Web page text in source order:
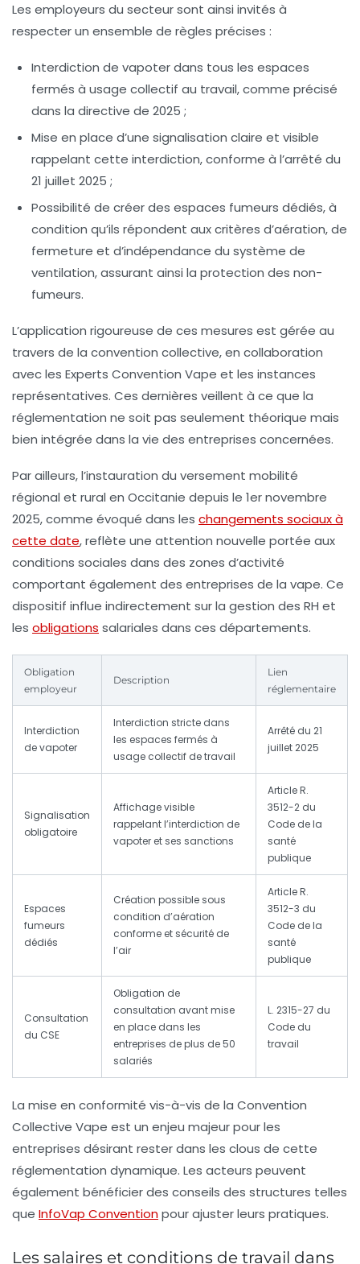
Les employeurs du secteur sont ainsi invités à
respecter un ensemble de règles précises :
Interdiction de vapoter dans tous les espaces
fermés à usage collectif au travail, comme précisé
dans la directive de 2025 ;
Mise en place d’une signalisation claire et visible
rappelant cette interdiction, conforme à l’arrêté du
21 juillet 2025 ;
Possibilité de créer des espaces fumeurs dédiés, à
condition qu’ils répondent aux critères d’aération, de
fermeture et d’indépendance du système de
ventilation, assurant ainsi la protection des non-
fumeurs.
L’application rigoureuse de ces mesures est gérée au
travers de la convention collective, en collaboration
avec les Experts Convention Vape et les instances
représentatives. Ces dernières veillent à ce que la
réglementation ne soit pas seulement théorique mais
bien intégrée dans la vie des entreprises concernées.
Par ailleurs, l’instauration du versement mobilité
régional et rural en Occitanie depuis le 1er novembre
2025, comme évoqué dans les changements sociaux à
cette date, reflète une attention nouvelle portée aux
conditions sociales dans des zones d’activité
comportant également des entreprises de la vape. Ce
dispositif influe indirectement sur la gestion des RH et
les obligations salariales dans ces départements.
Obligation
employeur
Description
Lien
réglementaire
Interdiction
de vapoter
Interdiction stricte dans
les espaces fermés à
usage collectif de travail
Arrêté du 21
juillet 2025
Signalisation
obligatoire
Affichage visible
rappelant l’interdiction de
vapoter et ses sanctions
Article R.
3512-2 du
Code de la
santé
publique
Espaces
fumeurs
dédiés
Création possible sous
condition d’aération
conforme et sécurité de
l’air
Article R.
3512-3 du
Code de la
santé
publique
Consultation
du CSE
Obligation de
consultation avant mise
en place dans les
entreprises de plus de 50
salariés
L. 2315-27 du
Code du
travail
La mise en conformité vis-à-vis de la Convention
Collective Vape est un enjeu majeur pour les
entreprises désirant rester dans les clous de cette
réglementation dynamique. Les acteurs peuvent
également bénéficier des conseils des structures telles
que InfoVap Conventionpour ajuster leurs pratiques.
Les salaires et conditions de travail dans